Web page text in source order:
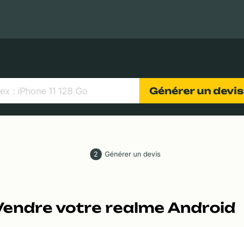
Générer un devis
2 Générer un devis
votre realme Android